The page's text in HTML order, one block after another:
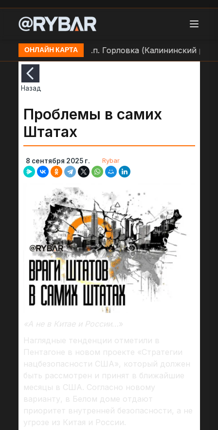
ОНЛАЙН КАРТА
дроном ВСУ по н.п. Горловка (Калининский район)
Назад
Проблемы в самих
Штатах
8 сентября 2025 г. Rybar
«А не в Китае и России…»
Наглядные тенденции отметили в
Пентагоне в новом проекте «Стратегии
нацбезопасности США», который должен
быть рассмотрен и принят в ближайшие
месяцы в США. Согласно новому
варианту, в Белом доме отдают
приоритет внутренней безопасности, а не
угрозе из Китая и России.